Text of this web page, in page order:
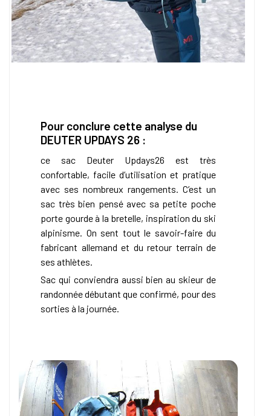
Pour conclure cette analyse du
DEUTER UPDAYS 26 :
ce sac Deuter Updays26 est très
confortable, facile d’utilisation et pratique
avec ses nombreux rangements. C’est un
sac très bien pensé avec sa petite poche
porte gourde à la bretelle, inspiration du ski
alpinisme. On sent tout le savoir-faire du
fabricant allemand et du retour terrain de
ses athlètes.
Sac qui conviendra aussi bien au skieur de
randonnée débutant que confirmé, pour des
sorties à la journée.